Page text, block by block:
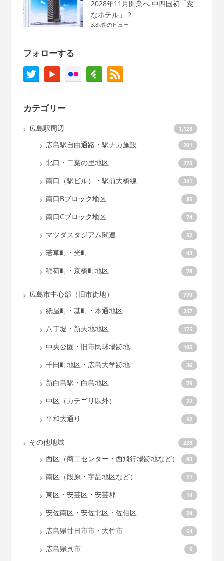
2028年11月開業へ 中四国初「変
なホテル」？
3.8k件のビュー
フォローする
カテゴリー
広島駅周辺 1,128
広島駅自由通路・駅ナカ施設 201
北口・二葉の里地区 275
南口（駅ビル）・駅前大橋線 341
南口Bブロック地区 85
南口Cブロック地区 74
マツダスタジアム関連 52
若草町・光町 43
稲荷町・京橋町地区 78
広島市中心部（旧市街地） 770
紙屋町・基町・本通地区 257
八丁堀・新天地地区 175
中央公園・旧市民球場跡地 105
千田町地区・広島大学跡地 36
新白島駅・白島地区 79
中区（カテゴリ以外） 22
平和大通り 92
その他地域 228
西区（商工センター・西飛行場跡地など） 83
南区（段原・宇品地区など） 21
東区・安芸区・安芸郡 14
安佐南区・安佐北区・佐伯区 28
広島県廿日市市・大竹市 54
広島県呉市 5